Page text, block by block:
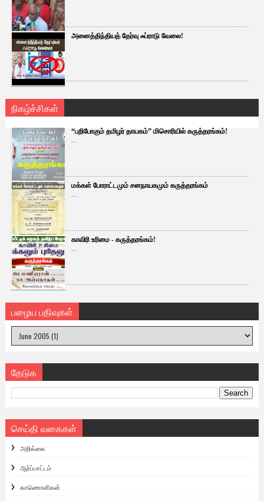
அனைத்திந்தியத் தேர்வு ஃப்ராடு வேலை!
நிகழ்ச்சிகள்
“பறிபோகும் தமிழர் தாயகம்” மிசொரியில் கருத்தரங்கம்!
...
மக்கள் போராட்டமும் சனநாயகமும் கருத்தரங்கம்
...
காவிரி உரிமை - கருத்தரங்கம்!
...
பழைய பதிவுகள்
தேடுக
செய்தி வகைகள்
அறிக்கை
ஆர்ப்பாட்டம்
காணொளிகள்